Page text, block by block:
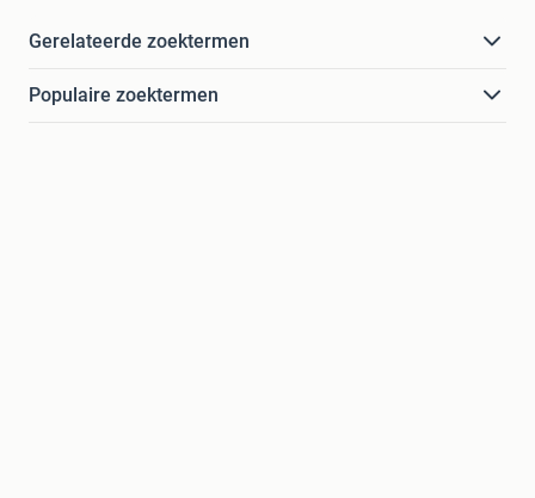
Gerelateerde zoektermen
Populaire zoektermen